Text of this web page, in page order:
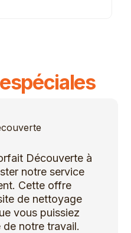
espéciales
Découverte à
notre service
Cette offre
de nettoyage
vous puissiez
de notre travail.